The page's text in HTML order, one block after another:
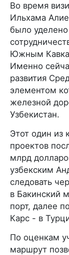
Во время
Ильхама
было
Южным
Именно
развития
элементом
железной
Узбекистан.
Этот один из
проектов
млрд
узбекским
следовать
в Бакинский
порт, далее
Карс - в
По оценкам
маршрут